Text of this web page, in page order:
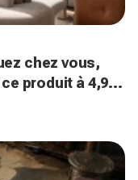
chez vous,
produit à 4,99